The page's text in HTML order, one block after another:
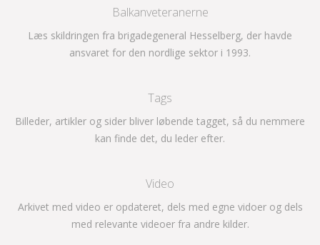
Balkanveteranerne
Læs skildringen fra brigadegeneral Hesselberg, der havde
ansvaret for den nordlige sektor i 1993.
Tags
Billeder, artikler og sider bliver løbende tagget, så du nemmere
kan finde det, du leder efter.
Video
Arkivet med video er opdateret, dels med egne vidoer og dels
med relevante videoer fra andre kilder.